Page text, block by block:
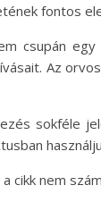
fontos
csupán
Az
sokféle
cikk nem